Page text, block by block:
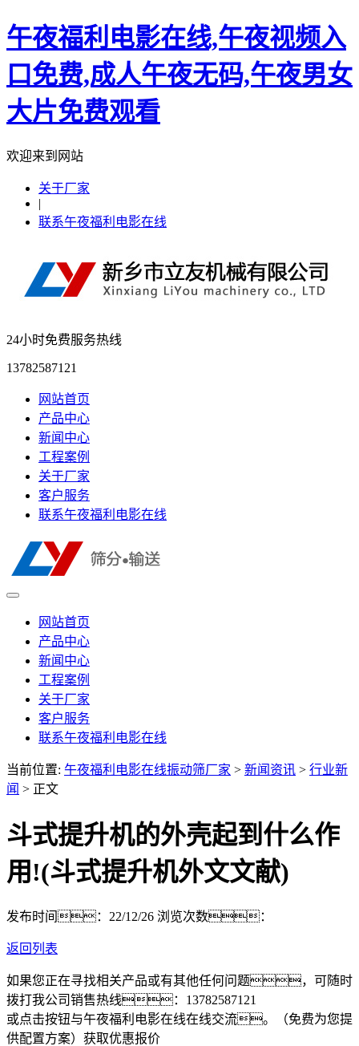
午夜福利电影在线,午夜视频入
口免费,成人午夜无码,午夜男女
大片免费观看
欢迎来到网站
关于厂家
|
联系午夜福利电影在线
24小时免费服务热线
13782587121
网站首页
产品中心
新闻中心
工程案例
关于厂家
客户服务
联系午夜福利电影在线
网站首页
产品中心
新闻中心
工程案例
关于厂家
客户服务
联系午夜福利电影在线
当前位置: 午夜福利电影在线振动筛厂家 > 新闻资讯 > 行业新
闻 > 正文
斗式提升机的外壳起到什么作
用!(斗式提升机外文文献)
发布时间：22/12/26 浏览次数：
返回列表
如果您正在寻找相关产品或有其他任何问题，可随时
拨打我公司销售热线： 13782587121
或点击按钮与午夜福利电影在线在线交流。（免费为您提
供配置方案） 获取优惠报价